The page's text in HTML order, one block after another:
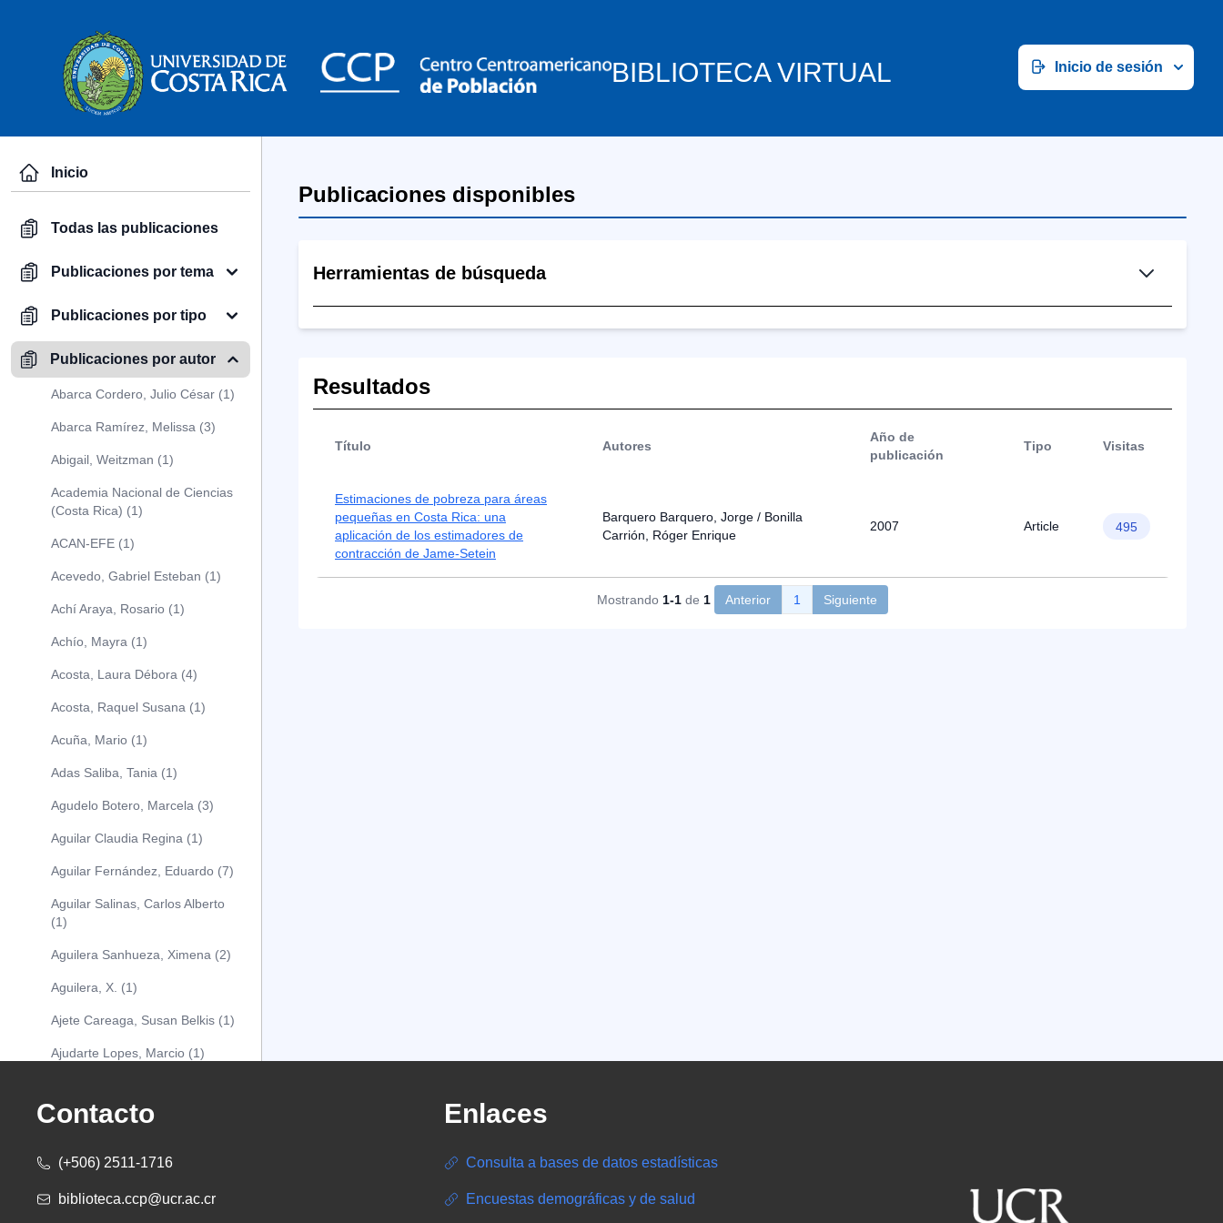
BIBLIOTECA VIRTUAL Inicio de sesión
Inicio
Todas las publicaciones
Publicaciones por tema
Publicaciones por tipo
Publicaciones por autor
Abarca Cordero, Julio César (1)
Abarca Ramírez, Melissa (3)
Abigail, Weitzman (1)
Academia Nacional de Ciencias
(Costa Rica) (1)
ACAN-EFE (1)
Acevedo, Gabriel Esteban (1)
Achí Araya, Rosario (1)
Achío, Mayra (1)
Acosta, Laura Débora (4)
Acosta, Raquel Susana (1)
Acuña, Mario (1)
Adas Saliba, Tania (1)
Agudelo Botero, Marcela (3)
Aguilar Claudia Regina (1)
Aguilar Fernández, Eduardo (7)
Aguilar Salinas, Carlos Alberto
(1)
Aguilera Sanhueza, Ximena (2)
Aguilera, X. (1)
Ajete Careaga, Susan Belkis (1)
Ajudarte Lopes, Marcio (1)
(1)
Albareda Tiana (1)
Alcócer Alfaro, Diana (1)
Publicaciones disponibles
Herramientas de búsqueda
Resultados
Título Autores
Año de
publicación
Tipo Visitas
Estimaciones de pobreza para áreas
pequeñas en Costa Rica: una
aplicación de los estimadores de
contracción de Jame-Setein
Barquero Barquero, Jorge / Bonilla
Carrión, Róger Enrique
2007 Article 495
Mostrando 1-1 de 1 Anterior 1 Siguiente
Contacto
(+506) 2511-1716
biblioteca.ccp@ucr.ac.cr
Enlaces
Consulta a bases de datos estadísticas
Encuestas demográficas y de salud